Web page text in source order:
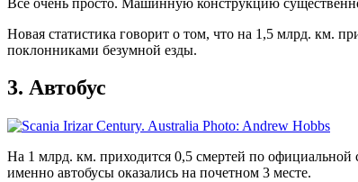
Новая статистика говорит о том, что на 1,5 млрд. км.
поклонниками безумной езды.
3. Автобус
На 1 млрд. км. приходится 0,5 смертей по официальной
именно автобусы оказались на почетном 3 месте.